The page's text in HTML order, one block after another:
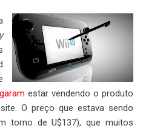
estar vendendo o produto
O preço que estava sendo
torno de U$137), que muitos